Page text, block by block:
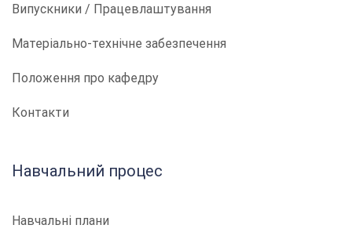
Випускники / Працевлаштування
Матеріально-технічне забезпечення
Положення про кафедру
Контакти
Навчальний процес
Навчальні плани